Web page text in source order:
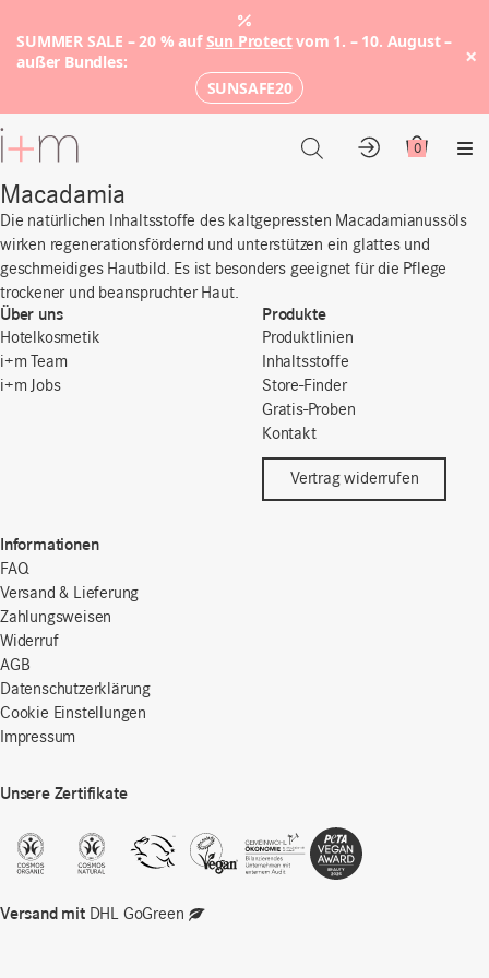
SUMMER SALE – 20 % aufSun Protectvom 1. – 10. August –
außer Bundles:
SUNSAFE20
×
Zum
Hauptinhalt
Konto 0
Macadamia
Die natürlichen Inhaltsstoffe des kaltgepressten Macadamianussöls
wirken regenerationsfördernd und unterstützen ein glattes und
geschmeidiges Hautbild. Es ist besonders geeignet für die Pflege
trockener und beanspruchter Haut.
Über uns
Hotelkosmetik
i+m Team
i+m Jobs
Produkte
Produktlinien
Inhaltsstoffe
Store-Finder
Gratis-Proben
Kontakt
Vertrag widerrufen
Informationen
FAQ
Versand & Lieferung
Zahlungsweisen
Widerruf
AGB
Datenschutzerklärung
Cookie Einstellungen
Impressum
Unsere Zertifikate
Versand mitDHL GoGreen